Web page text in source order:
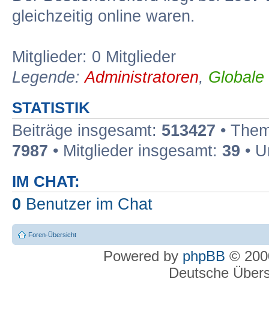
gleichzeitig online waren.
Mitglieder: 0 Mitglieder
Legende:Administratoren,
STATISTIK
Beiträge insgesamt: 513427 •
7987 • Mitglieder insgesamt: 39 •
IM CHAT:
0 Benutzer im Chat
Foren-Übersicht
Powered by phpBB ©
Deutsche